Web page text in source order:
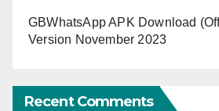
GBWhatsApp APK Download
Version November 2023
Recent Comments